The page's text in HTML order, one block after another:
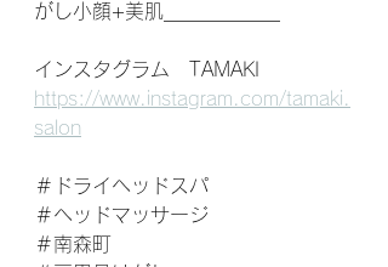
がし小顔+美肌____________
インスタグラム　TAMAKI
https://www.instagram.com/tamaki.
salon
＃ドライヘッドスパ
＃ヘッドマッサージ
＃南森町